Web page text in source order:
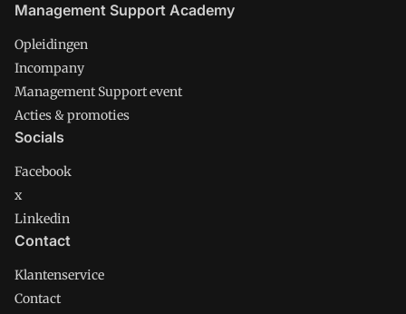
Management Support Academy
Opleidingen
Incompany
Management Support event
Acties & promoties
Socials
Facebook
x
Linkedin
Contact
Klantenservice
Contact